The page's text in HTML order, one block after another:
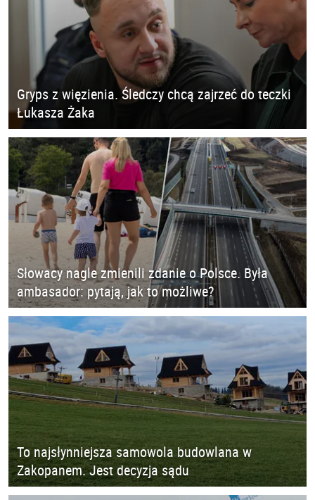
Gryps z więzienia. Śledczy chcą zajrzeć do teczki
Łukasza Żaka
Słowacy nagle zmienili zdanie o Polsce. Była
ambasador: pytają, jak to możliwe?
To najsłynniejsza samowola budowlana w
Zakopanem. Jest decyzja sądu